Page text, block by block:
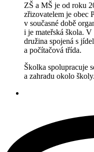
ZŠ a MŠ je od roku
zřizovatelem je obec
v současné době
i je mateřská škola.
družina spojená s
a počítačová třída.
Školka spolupracuje
a zahradu okolo školy.